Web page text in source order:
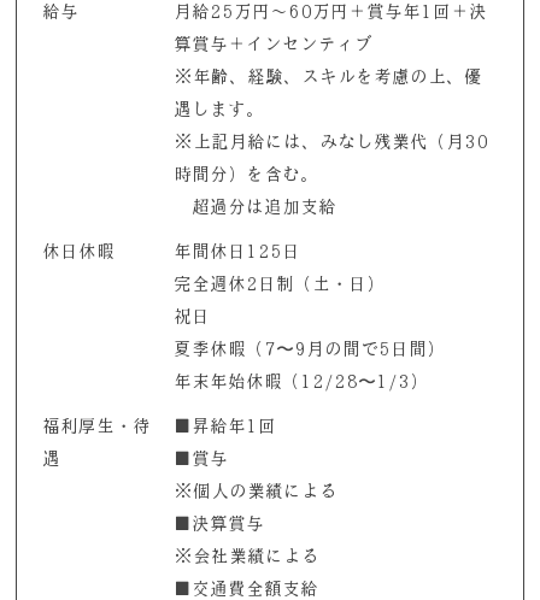
給与
月給25万円～60万円＋賞与年1回＋決
算賞与＋インセンティブ
※年齢、経験、スキルを考慮の上、優
遇します。
※上記月給には、みなし残業代（月30
時間分）を含む。
超過分は追加支給
休日休暇
年間休日125日
完全週休2日制（土・日）
祝日
夏季休暇（7〜9月の間で5日間）
年末年始休暇（12/28〜1/3）
福利厚生・待
遇
■昇給年1回
■賞与
※個人の業績による
■決算賞与
※会社業績による
■交通費全額支給